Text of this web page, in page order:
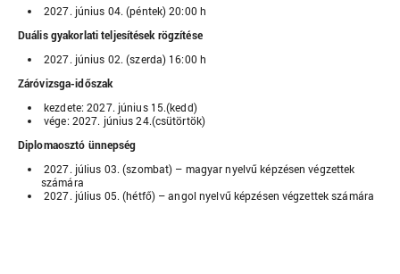
2027. június 04. (péntek) 20:00 h
Duális gyakorlati teljesítések rögzítése
2027. június 02. (szerda) 16:00 h
Záróvizsga-időszak
kezdete: 2027. június 15.(kedd)
vége: 2027. június 24.(csütörtök)
Diplomaosztó ünnepség
2027. július 03. (szombat) – magyar nyelvű képzésen végzettek
számára
2027. július 05. (hétfő) – angol nyelvű képzésen végzettek számára